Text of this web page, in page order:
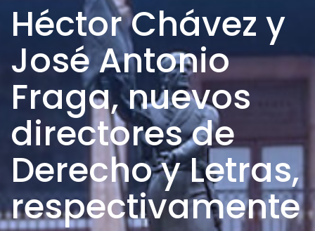
Héctor Chávez y
José Antonio
Fraga, nuevos
directores de
Derecho y Letras,
respectivamente